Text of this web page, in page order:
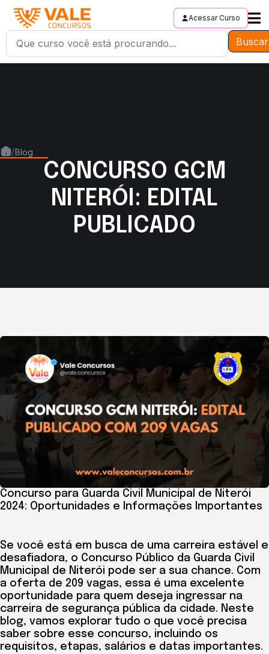
Acessar Curso
Buscar
/Blog
CONCURSO GCM
NITERÓI: EDITAL
PUBLICADO
Concurso para Guarda Civil Municipal de Niterói
2024: Oportunidades e Informações Importantes
Se você está em busca de uma carreira estável e
desafiadora, o Concurso Público da Guarda Civil
Municipal de Niterói pode ser a sua chance. Com
a oferta de 209 vagas, essa é uma excelente
oportunidade para quem deseja ingressar na
carreira de segurança pública da cidade. Neste
blog, vamos explorar tudo o que você precisa
saber sobre esse concurso, incluindo os
requisitos, etapas, salários e datas importantes.